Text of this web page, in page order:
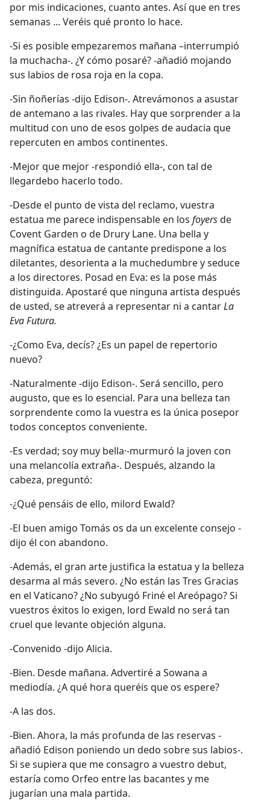
por mis indicaciones, cuanto antes. Así que en tres
semanas ... Veréis qué pronto lo hace.
-Si es posible empezaremos mañana –interrumpió
la muchacha-. ¿Y cómo posaré? -añadió mojando
sus labios de rosa roja en la copa.
-Sin ñoñerías -dijo Edison-. Atrevámonos a asustar
de antemano a las rivales. Hay que sorprender a la
multitud con uno de esos golpes de audacia que
repercuten en ambos continentes.
-Mejor que mejor -respondió ella-, con tal de
llegardebo hacerlo todo.
-Desde el punto de vista del reclamo, vuestra
estatua me parece indispensable en los foyersde
Covent Garden o de Drury Lane. Una bella y
magnífica estatua de cantante predispone a los
diletantes, desorienta a la muchedumbre y seduce
a los directores. Posad en Eva: es la pose más
distinguida. Apostaré que ninguna artista después
de usted, se atreverá a representar ni a cantarLa
Eva Futura.
-¿Como Eva, decís? ¿Es un papel de repertorio
nuevo?
-Naturalmente -dijo Edison-. Será sencillo, pero
augusto, que es lo esencial. Para una belleza tan
sorprendente como la vuestra es la única posepor
todos conceptos conveniente.
-Es verdad; soy muy bella·-murmuró la joven con
una melancolía extraña-. Después, alzando la
cabeza, preguntó:
-¿Qué pensáis de ello, milord Ewald?
-El buen amigo Tomás os da un excelente consejo -
dijo él con abandono.
-Además, el gran arte justifica la estatua y la belleza
desarma al más severo. ¿No están las Tres Gracias
en el Vaticano? ¿No subyugó Friné el Areópago? Si
vuestros éxitos lo exigen, lord Ewald no será tan
cruel que levante objeción alguna.
-Convenido -dijo Alicia.
-Bien. Desde mañana. Advertiré a Sowana a
mediodía. ¿A qué hora queréis que os espere?
-A las dos.
-Bien. Ahora, la más profunda de las reservas -
añadió Edison poniendo un dedo sobre sus labios-.
Si se supiera que me consagro a vuestro debut,
estaría como Orfeo entre las bacantes y me
jugarían una mala partida.